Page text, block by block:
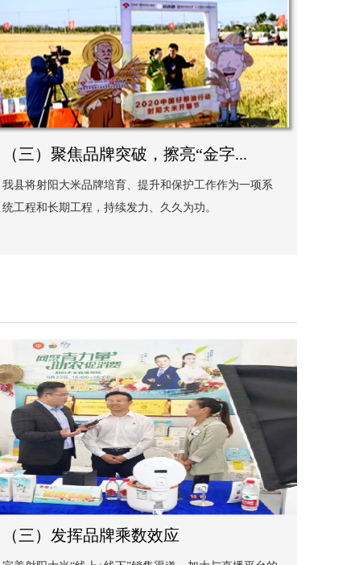
（三）聚焦品牌突破，擦亮“金字...
我县将射阳大米品牌培育、提升和保护工作作为一项系
统工程和长期工程，持续发力、久久为功。
（三）发挥品牌乘数效应